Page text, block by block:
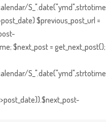
$previous_post_url =
$next_post = get_next_post();